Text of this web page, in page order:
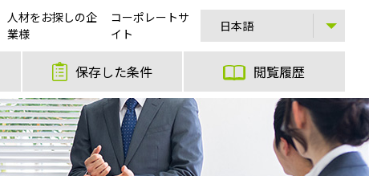
人材をお探しの企
業様
コーポレートサ
イト
保存した条件 閲覧履歴